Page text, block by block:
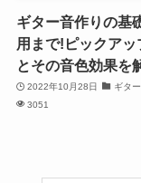
ギター音作りの基
用まで!ピックアッ
とその音色効果を
2022年10月28日
ギタ
3051